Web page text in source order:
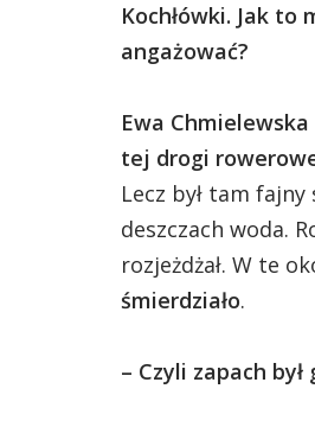
Kochłówki. Jak to
angażować?
Ewa Chmielewska
tej drogi
Lecz był tam
deszczach woda.
rozjeżdżał. W te
śmierdziało.
– Czyli zapach był